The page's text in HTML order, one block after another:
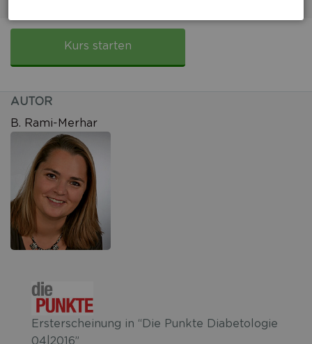
Typ-
und
Jugendlichen
Kurs starten
AUTOR
B. Rami-Merhar
Ersterscheinung in “Die Punkte Diabetologie
04|2016”